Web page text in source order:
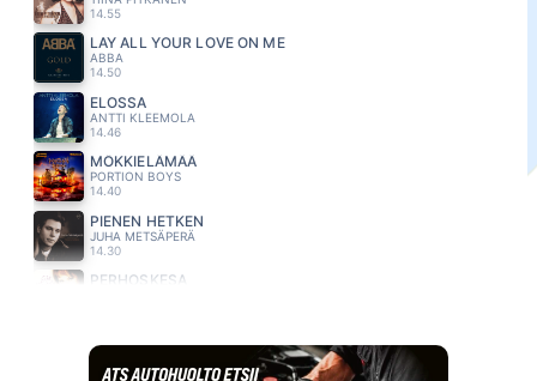
14.55
LAY ALL YOUR LOVE ON ME
ABBA
14.50
ELOSSA
ANTTI KLEEMOLA
14.46
MÖKKIELÄMÄÄ
PORTION BOYS
14.40
PIENEN HETKEN
JUHA METSÄPERÄ
14.30
PERHOSKESA
OLLI HALONEN
14.13